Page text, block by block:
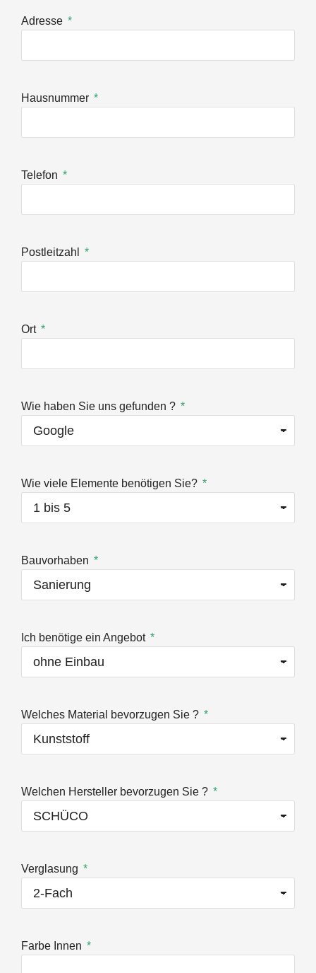
Adresse
Hausnummer
Telefon
Postleitzahl
Ort
Wie haben Sie uns gefunden ?
Wie viele Elemente benötigen Sie?
Bauvorhaben
Ich benötige ein Angebot
Welches Material bevorzugen Sie ?
Welchen Hersteller bevorzugen Sie ?
Verglasung
Farbe Innen